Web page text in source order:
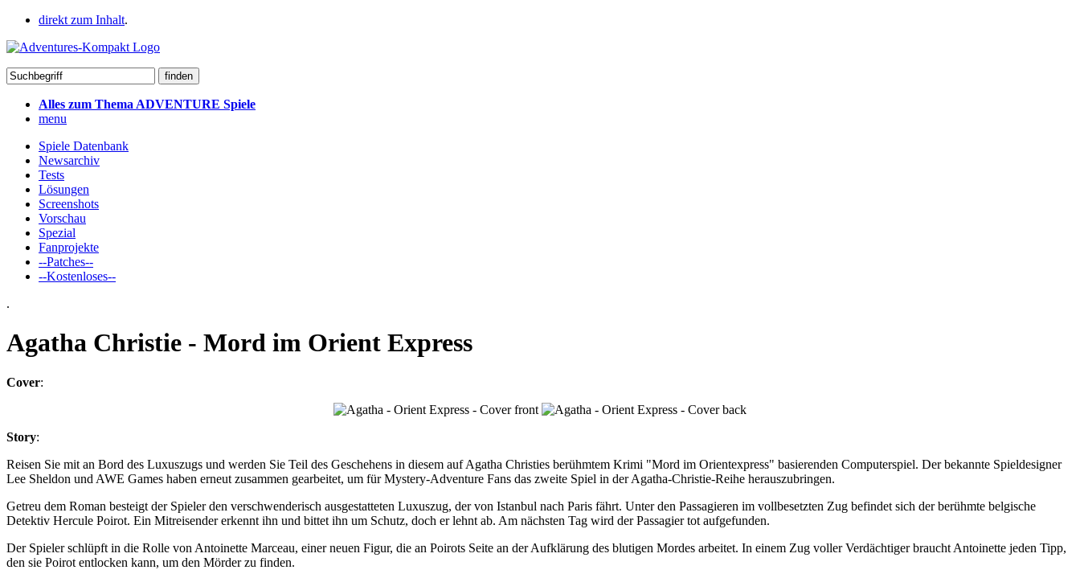
direkt zum Inhalt.
Alles zum Thema ADVENTURE Spiele
menu
Spiele Datenbank
Newsarchiv
Tests
Lösungen
Screenshots
Vorschau
Spezial
Fanprojekte
--Patches--
--Kostenloses--
.
Agatha Christie - Mord im Orient Express
Cover:
Story:
Reisen Sie mit an Bord des Luxuszugs und werden Sie Teil des Geschehens in diesem auf Agatha Christies berühmtem Krimi "Mord im Orientexpress" basierenden Computerspiel. Der bekannte Spieldesigner
Lee Sheldon und AWE Games haben erneut zusammen gearbeitet, um für Mystery-Adventure Fans das zweite Spiel in der Agatha-Christie-Reihe herauszubringen.
Getreu dem Roman besteigt der Spieler den verschwenderisch ausgestatteten Luxuszug, der von Istanbul nach Paris fährt. Unter den Passagieren im vollbesetzten Zug befindet sich der berühmte belgische
Detektiv Hercule Poirot. Ein Mitreisender erkennt ihn und bittet ihn um Schutz, doch er lehnt ab. Am nächsten Tag wird der Passagier tot aufgefunden.
Der Spieler schlüpft in die Rolle von Antoinette Marceau, einer neuen Figur, die an Poirots Seite an der Aufklärung des blutigen Mordes arbeitet. In einem Zug voller Verdächtiger braucht Antoinette jeden Tipp,
den sie Poirot entlocken kann, um den Mörder zu finden.